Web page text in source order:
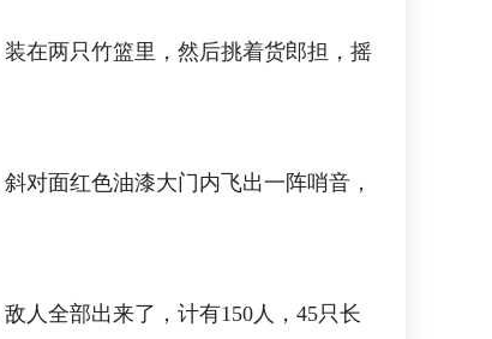
在两只竹篮里，然后挑着货郎担，摇
面红色油漆大门内飞出一阵哨音，
人全部出来了，计有150人，45只长